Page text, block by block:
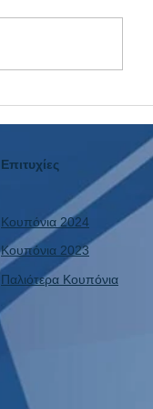
Επιτυχίες
Κουπόνια 2024
Κουπόνια 2023
Παλιότερα Κουπόνια